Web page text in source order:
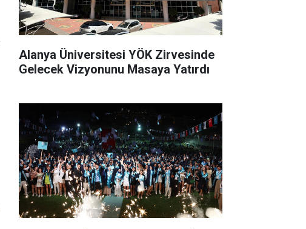
Alanya Üniversitesi YÖK Zirvesinde
Gelecek Vizyonunu Masaya Yatırdı